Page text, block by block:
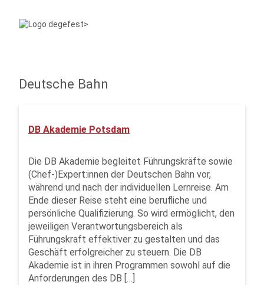
Deutsche Bahn
DB Akademie Potsdam
Die DB Akademie begleitet Führungskräfte sowie
(Chef-)Expert:innen der Deutschen Bahn vor,
während und nach der individuellen Lernreise. Am
Ende dieser Reise steht eine berufliche und
persönliche Qualifizierung. So wird ermöglicht, den
jeweiligen Verantwortungsbereich als
Führungskraft effektiver zu gestalten und das
Geschäft erfolgreicher zu steuern. Die DB
Akademie ist in ihren Programmen sowohl auf die
Anforderungen des DB […]